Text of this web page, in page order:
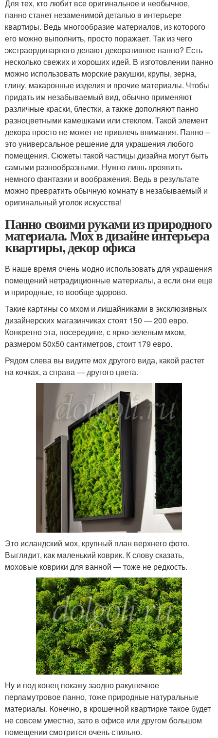
Для тех, кто любит все оригинальное и необычное,
панно станет незаменимой деталью в интерьере
квартиры. Ведь многообразие материалов, из которого
его можно выполнить, просто поражает. Так из чего
экстраординарного делают декоративное панно? Есть
несколько свежих и хороших идей. В изготовлении панно
можно использовать морские ракушки, крупы, зерна,
глину, макаронные изделия и прочие материалы. Чтобы
придать им незабываемый вид, обычно применяют
различные краски, блестки, а также дополняют панно
разноцветными камешками или стеклом. Такой элемент
декора просто не может не привлечь внимания. Панно –
это универсальное решение для украшения любого
помещения. Сюжеты такой частицы дизайна могут быть
самыми разнообразными. Нужно лишь проявить
немного фантазии и воображения. Ведь в результате
можно превратить обычную комнату в незабываемый и
оригинальный уголок искусства!
Панно своими руками из природного
материала. Мох в дизайне интерьера
квартиры, декор офиса
В наше время очень модно использовать для украшения
помещений нетрадиционные материалы, а если они еще
и природные, то вообще здорово.
Такие картины со мхом и лишайниками в эксклюзивных
дизайнерских магазинчиках стоят 150 — 200 евро.
Конкретно эта, посередине, с ярко-зеленым мхом,
размером 50х50 сантиметров, стоит 179 евро.
Рядом слева вы видите мох другого вида, какой растет
на кочках, а справа — другого цвета.
Это исландский мох, крупный план верхнего фото.
Выглядит, как маленький коврик. К слову сказать,
моховые коврики для ванной — тоже не редкость.
Ну и под конец покажу заодно ракушечное
перламутровое панно, тоже природные натуральные
материалы. Конечно, в крошечной квартирке такое будет
не совсем уместно, зато в офисе или другом большом
помещении смотрится очень стильно.